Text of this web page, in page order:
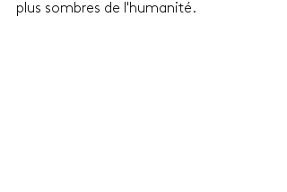
plus sombres de l'humanité.